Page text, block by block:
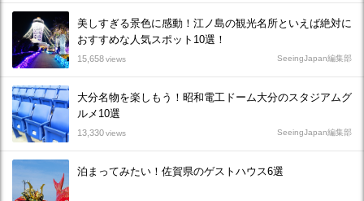
美しすぎる景色に感動！江ノ島の観光名所といえば絶対に
おすすめな人気スポット10選！
15,658views SeeingJapan編集部
大分名物を楽しもう！昭和電工ドーム大分のスタジアムグ
ルメ10選
13,330views SeeingJapan編集部
泊まってみたい！佐賀県のゲストハウス6選